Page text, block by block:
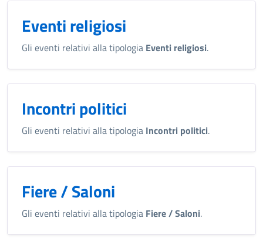
Eventi religiosi
Gli eventi relativi alla tipologia Eventi religiosi.
Incontri politici
Gli eventi relativi alla tipologia Incontri politici.
Fiere / Saloni
Gli eventi relativi alla tipologia Fiere / Saloni.